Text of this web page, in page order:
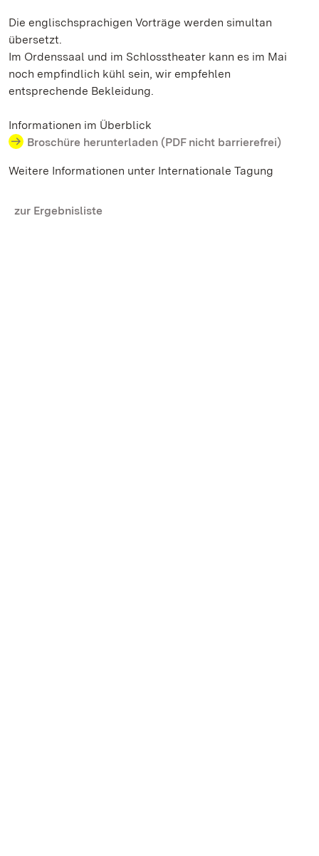
Die englischsprachigen Vorträge werden simultan
übersetzt.
Im Ordenssaal und im Schlosstheater kann es im Mai
noch empfindlich kühl sein, wir empfehlen
entsprechende Bekleidung.
Informationen im Überblick
Broschüre herunterladen (PDF nicht barrierefrei)
Weitere Informationen unter Internationale Tagung
zur Ergebnisliste